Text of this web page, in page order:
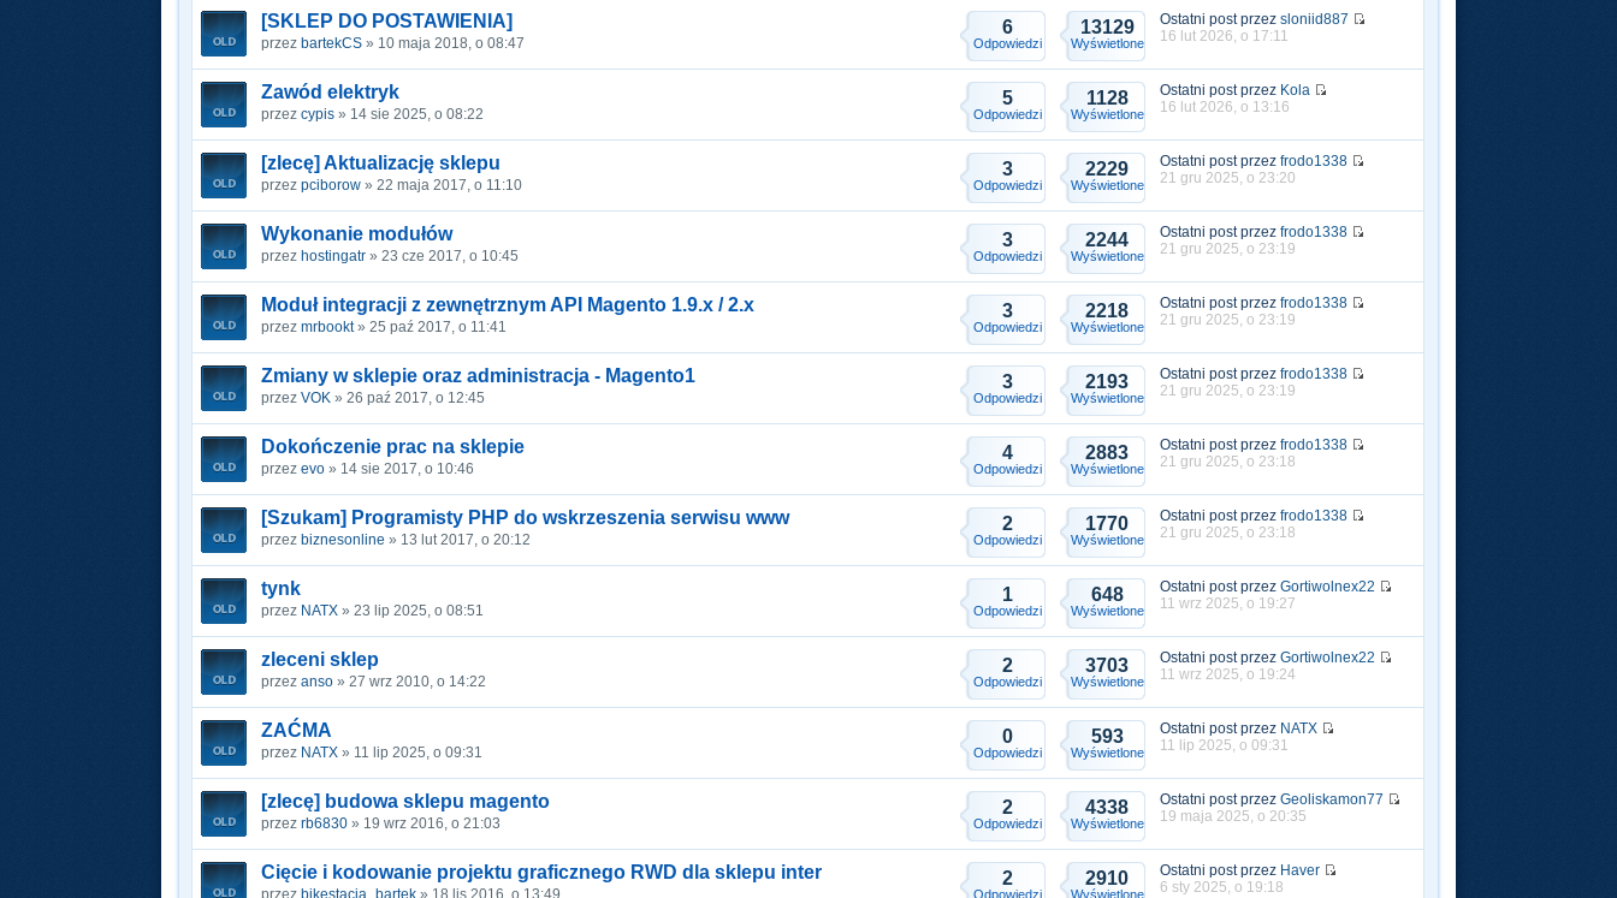
[SKLEP DO POSTAWIENIA]
przez bartekCS » 10 maja 2018, o 08:47
6
Odpowiedzi
13129
Wyświetlone
Ostatni post przezsloniid887
16 lut 2026, o 17:11
Zawód elektryk
przezcypis » 14 sie 2025, o 08:22
5
Odpowiedzi
1128
Wyświetlone
Ostatni post przez Kola
16 lut 2026, o 13:16
[zlecę] Aktualizację sklepu
przezpciborow » 22 maja 2017, o 11:10
3
Odpowiedzi
2229
Wyświetlone
Ostatni post przezfrodo1338
21 gru 2025, o 23:20
Wykonanie modułów
przez hostingatr » 23 cze 2017, o 10:45
3
Odpowiedzi
2244
Wyświetlone
Ostatni post przezfrodo1338
21 gru 2025, o 23:19
Moduł integracji z zewnętrznym API Magento 1.9.x / 2.x
przezmrbookt» 25 paź 2017, o 11:41
3
Odpowiedzi
2218
Wyświetlone
Ostatni post przezfrodo1338
21 gru 2025, o 23:19
Zmiany w sklepie oraz administracja - Magento1
przezVOK » 26 paź 2017, o 12:45
3
Odpowiedzi
2193
Wyświetlone
Ostatni post przezfrodo1338
21 gru 2025, o 23:19
Dokończenie prac na sklepie
przezevo » 14 sie 2017, o 10:46
4
Odpowiedzi
2883
Wyświetlone
Ostatni post przezfrodo1338
21 gru 2025, o 23:18
[Szukam] Programisty PHP do wskrzeszenia serwisu www
przez biznesonline » 13 lut 2017, o 20:12
2
Odpowiedzi
1770
Wyświetlone
Ostatni post przezfrodo1338
21 gru 2025, o 23:18
tynk
przez NATX » 23 lip 2025, o 08:51
1
Odpowiedzi
648
Wyświetlone
Ostatni post przezGortiwolnex22
11 wrz 2025, o 19:27
zleceni sklep
przezanso » 27 wrz 2010, o 14:22
2
Odpowiedzi
3703
Wyświetlone
Ostatni post przezGortiwolnex22
11 wrz 2025, o 19:24
ZAĆMA
przez NATX » 11 lip 2025, o 09:31
0
Odpowiedzi
593
Wyświetlone
Ostatni post przez NATX
11 lip 2025, o 09:31
[zlecę] budowa sklepu magento
przezrb6830 » 19 wrz 2016, o 21:03
2
Odpowiedzi
4338
Wyświetlone
Ostatni post przezGeoliskamon77
19 maja 2025, o 20:35
Cięcie i kodowanie projektu graficznego RWD dla sklepu inter
przez bikestacja_bartek » 18 lis 2016, o 13:49
2
Odpowiedzi
2910
Wyświetlone
Ostatni post przez Haver
6 sty 2025, o 19:18